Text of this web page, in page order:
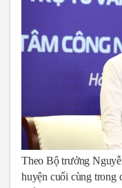
Theo Bộ trưởng
huyện cuối cùng trong